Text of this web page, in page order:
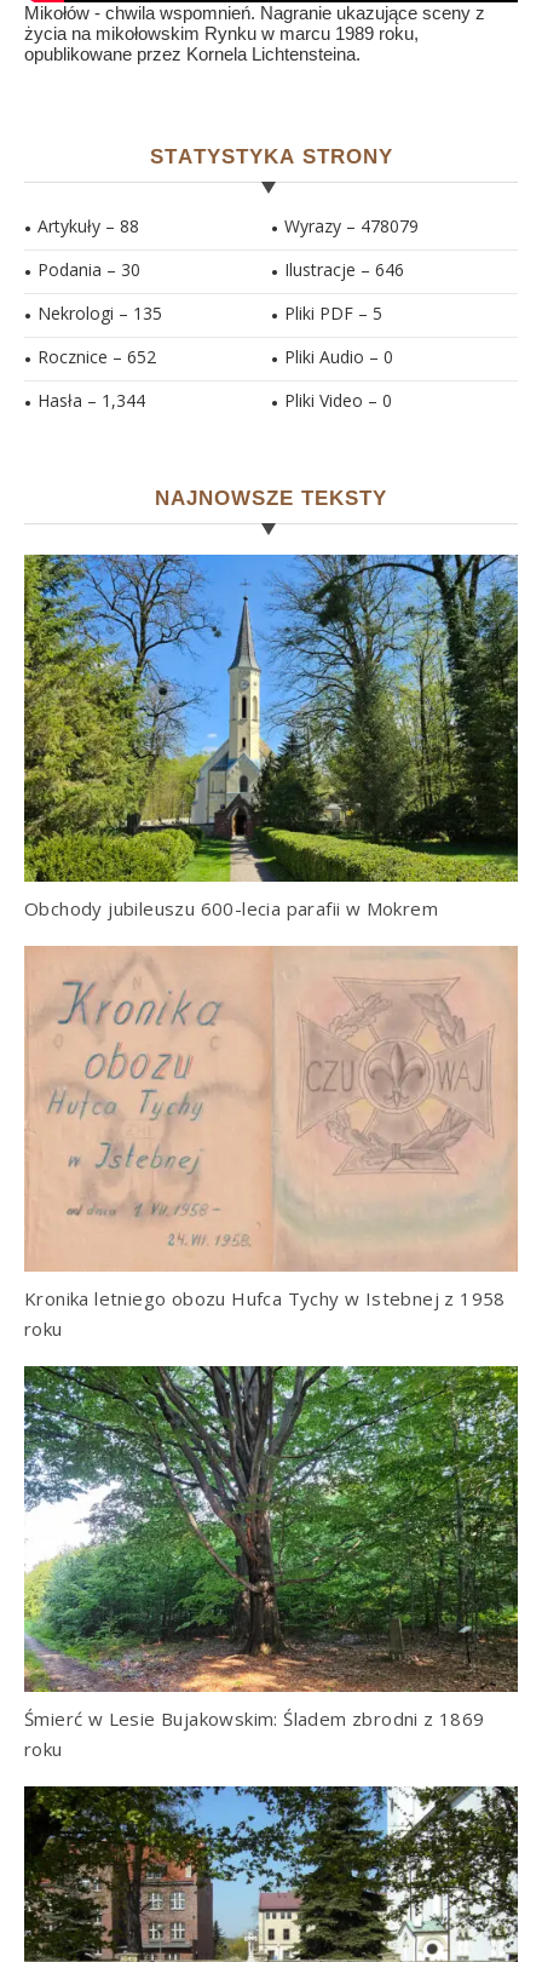
Mikołów - chwila wspomnień. Nagranie ukazujące sceny z
życia na mikołowskim Rynku w marcu 1989 roku,
opublikowane przez Kornela Lichtensteina.
STATYSTYKA STRONY
Artykuły – 88
Podania – 30
Nekrologi – 135
Rocznice – 652
Hasła – 1,344
Wyrazy – 478079
Ilustracje – 646
Pliki PDF – 5
Pliki Audio – 0
Pliki Video – 0
NAJNOWSZE TEKSTY
Obchody jubileuszu 600-lecia parafii w Mokrem
Kronika letniego obozu Hufca Tychy w Istebnej z 1958
roku
Śmierć w Lesie Bujakowskim: Śladem zbrodni z 1869
roku